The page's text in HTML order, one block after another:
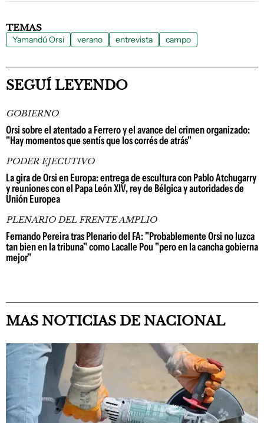
TEMAS
Yamandú Orsi verano entrevista campo
SEGUÍ LEYENDO
GOBIERNO
Orsi sobre el atentado a Ferrero y el avance del crimen organizado:
"Hay momentos que sentís que los corrés de atrás"
PODER EJECUTIVO
La gira de Orsi en Europa: entrega de escultura con Pablo Atchugarry
y reuniones con el Papa León XIV, rey de Bélgica y autoridades de
Unión Europea
PLENARIO DEL FRENTE AMPLIO
Fernando Pereira tras Plenario del FA: "Probablemente Orsi no luzca
tan bien en la tribuna" como Lacalle Pou "pero en la cancha gobierna
mejor"
MAS NOTICIAS DE NACIONAL